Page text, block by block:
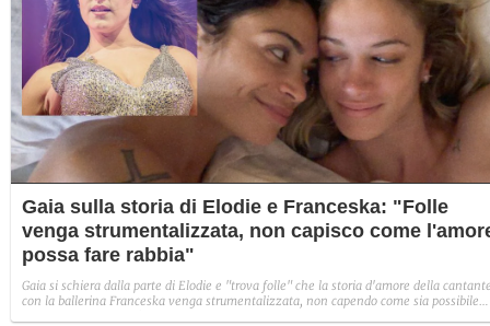
Gaia sulla storia di Elodie e Franceska: "Folle
venga strumentalizzata, non capisco come
possa fare rabbia"
Gaia si schiera dalla parte di Elodie e "trova folle" che la storia d'amore della
con la ballerina Franceska venga strumentalizzata, non capendo come sia possibile